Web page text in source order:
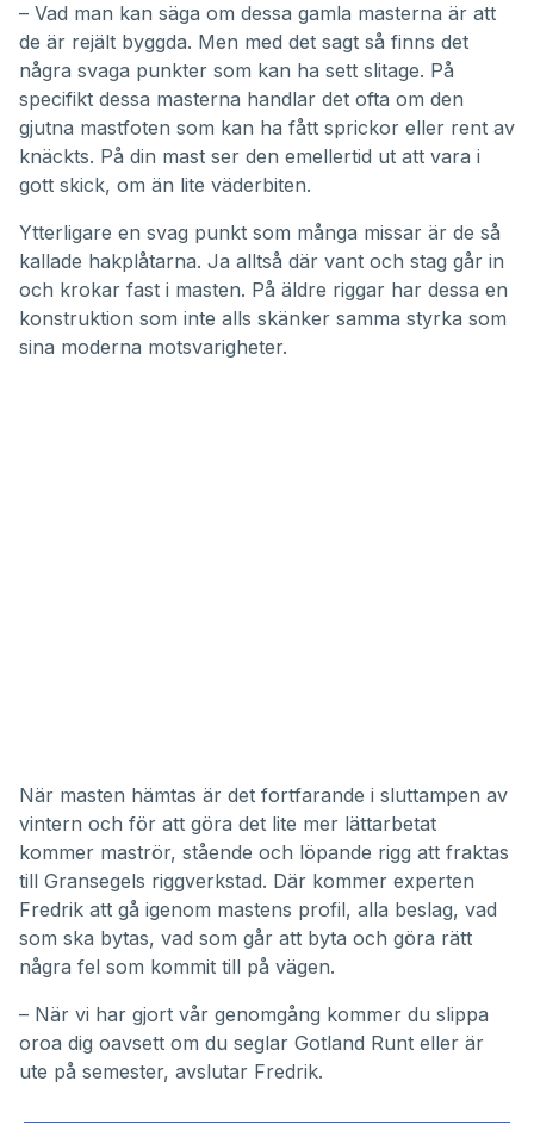
– Vad man kan säga om dessa gamla masterna är att
de är rejält byggda. Men med det sagt så finns det
några svaga punkter som kan ha sett slitage. På
specifikt dessa masterna handlar det ofta om den
gjutna mastfoten som kan ha fått sprickor eller rent av
knäckts. På din mast ser den emellertid ut att vara i
gott skick, om än lite väderbiten.
Ytterligare en svag punkt som många missar är de så
kallade hakplåtarna. Ja alltså där vant och stag går in
och krokar fast i masten. På äldre riggar har dessa en
konstruktion som inte alls skänker samma styrka som
sina moderna motsvarigheter.
När masten hämtas är det fortfarande i sluttampen av
vintern och för att göra det lite mer lättarbetat
kommer maströr, stående och löpande rigg att fraktas
till Gransegels riggverkstad. Där kommer experten
Fredrik att gå igenom mastens profil, alla beslag, vad
som ska bytas, vad som går att byta och göra rätt
några fel som kommit till på vägen.
– När vi har gjort vår genomgång kommer du slippa
oroa dig oavsett om du seglar Gotland Runt eller är
ute på semester, avslutar Fredrik.